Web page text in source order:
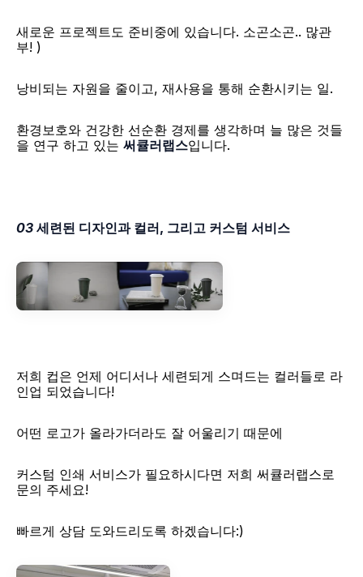
새로운 프로젝트도 준비중에 있습니다. 소곤소곤.. 많관
부! )
​낭비되는 자원을 줄이고, 재사용을 통해 순환시키는 일.
환경보호와 건강한 선순환 경제를 생각하며 늘 많은 것들
을 연구 하고 있는 써큘러랩스입니다.​
03 세련된 디자인과 컬러, 그리고 커스텀 서비스
​저희 컵은 언제 어디서나 세련되게 스며드는 컬러들로 라
인업 되었습니다!
어떤 로고가 올라가더라도 잘 어울리기 때문에
커스텀 인쇄 서비스가 필요하시다면 저희 써큘러랩스로
문의 주세요!
빠르게 상담 도와드리도록 하겠습니다:)